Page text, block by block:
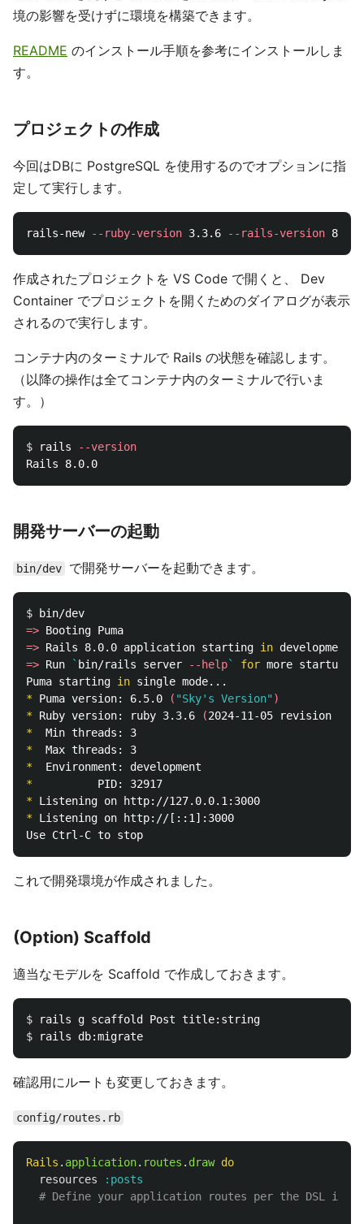
境の影響を受けずに環境を構築できます。
README のインストール手順を参考にインストールしま
す。
プロジェクトの作成
今回はDBに PostgreSQL を使用するのでオプションに指
定して実行します。
rails-new --ruby-version 3.3.6 --rails-version
作成されたプロジェクトを VS Code で開くと、 Dev
Container でプロジェクトを開くためのダイアログが表示
されるので実行します。
コンテナ内のターミナルで Rails の状態を確認します。
（以降の操作は全てコンテナ内のターミナルで行いま
す。）
$ rails
--version
開発サーバーの起動
bin/dev で開発サーバーを起動できます。
$
=>
=> Rails 8.0.0 application starting in
=> Run ` bin/rails server --help` for more startup
Puma starting in
* Puma version: 6.5.0 ( "Sky's Version" )
* Ruby version: ruby 3.3.6 (2024-11-05 revision
*
*
*
*
*
* Listening on http://[::1]:3000
これで開発環境が作成されました。
(Option) Scaffold
適当なモデルを Scaffold で作成しておきます。
$
$
確認用にルートも変更しておきます。
config/routes.rb
Rails . application. routes . draw do
resources
:posts
# Define your application routes per the DSL in